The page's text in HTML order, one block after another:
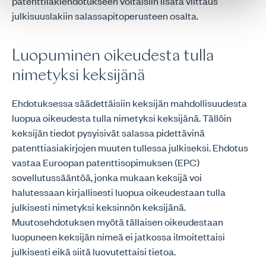
julkisuuslakiin salassapitoperusteen osalta.
Luopuminen oikeudesta tulla
nimetyksi keksijänä
Ehdotuksessa säädettäisiin keksijän mahdollisuudesta
luopua oikeudesta tulla nimetyksi keksijänä. Tällöin
keksijän tiedot pysyisivät salassa pidettävinä
patenttiasiakirjojen muuten tullessa julkiseksi. Ehdotus
vastaa Euroopan patenttisopimuksen (EPC)
sovellutussääntöä, jonka mukaan keksijä voi
halutessaan kirjallisesti luopua oikeudestaan tulla
julkisesti nimetyksi keksinnön keksijänä.
Muutosehdotuksen myötä tällaisen oikeudestaan
luopuneen keksijän nimeä ei jatkossa ilmoitettaisi
julkisesti eikä siitä luovutettaisi tietoa.